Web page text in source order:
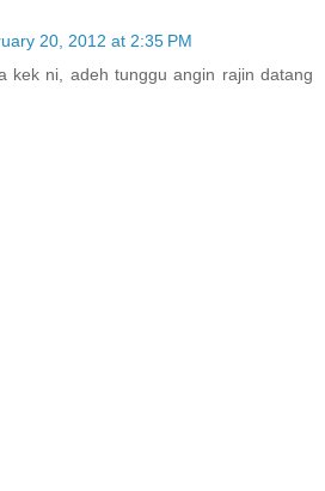
20, 2012 at 2:35 PM
kek ni, adeh tunggu angin rajin datang